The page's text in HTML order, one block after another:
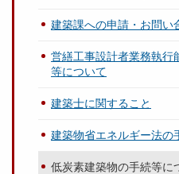
建築課への申請・お問い
営繕工事設計者業務執行
等について
建築士に関すること
建築物省エネルギー法の
低炭素建築物の手続等に